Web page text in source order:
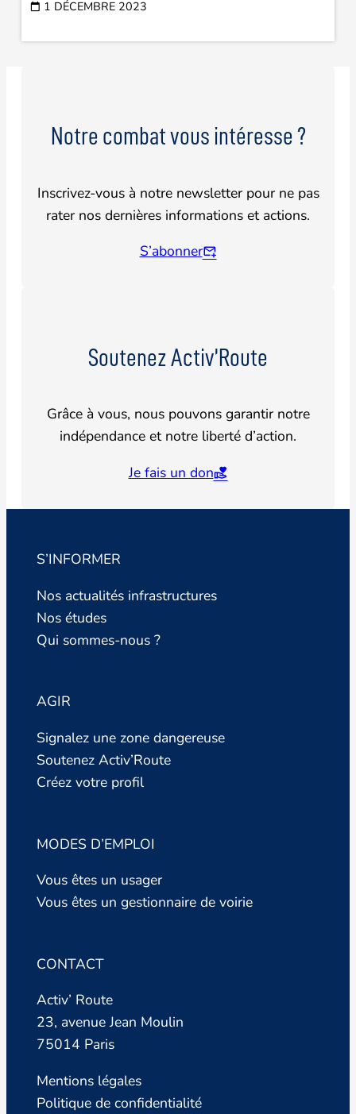
1 DÉCEMBRE 2023
Notre combat vous intéresse ?
Inscrivez-vous à notre newsletter pour ne pas
rater nos dernières informations et actions.
S’abonner
Soutenez Activ’Route
Grâce à vous, nous pouvons garantir notre
indépendance et notre liberté d’action.
Je fais un don
S’INFORMER
Nos actualités infrastructures
Nos études
Qui sommes-nous ?
AGIR
Signalez une zone dangereuse
Soutenez Activ’Route
Créez votre profil
MODES D’EMPLOI
Vous êtes un usager
Vous êtes un gestionnaire de voirie
CONTACT
Activ’ Route
23, avenue Jean Moulin
75014 Paris
Mentions légales
Politique de confidentialité